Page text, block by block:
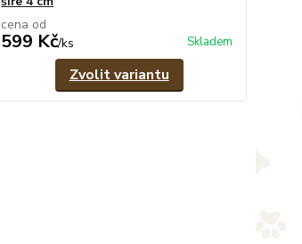
cena od
599 Kč/ks Skladem
Zvolit variantu